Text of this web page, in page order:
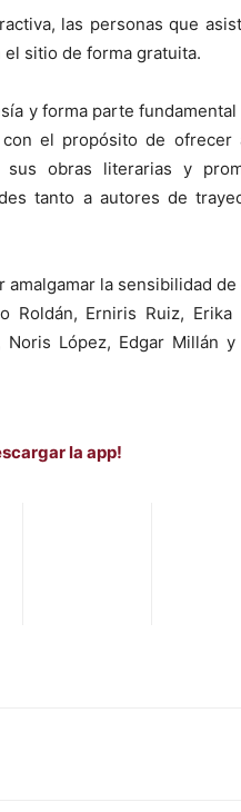
las personas que
sitio de forma gratuita.
y forma parte
con el propósito de ofrecer
sus obras literarias y
tanto a autores de
amalgamar la sensibilidad de
Roldán, Erniris Ruiz, Erika
Noris López, Edgar Millán y
la app!